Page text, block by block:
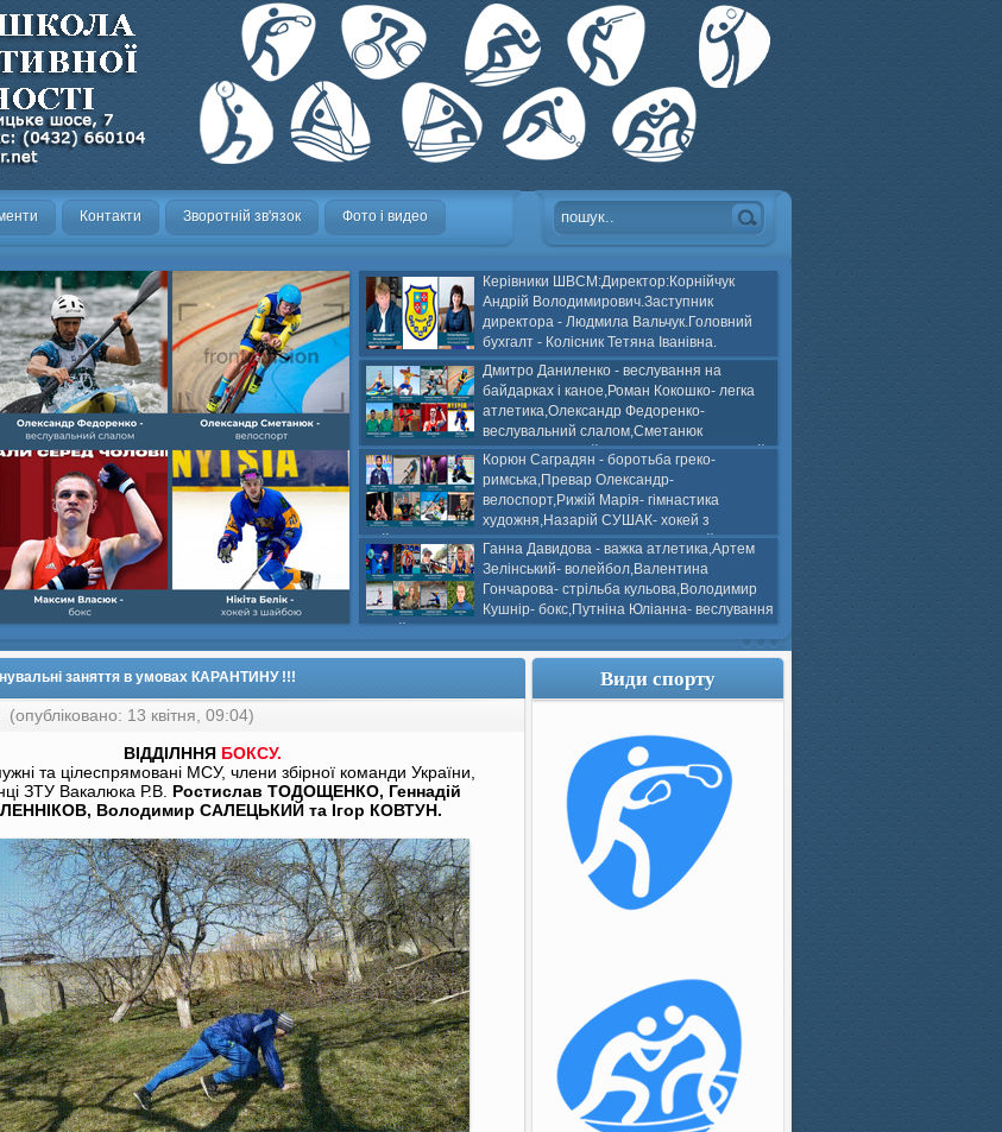
Контакти Зворотній зв'язок Фото і видео
Керівники ШВСМ:Директор:Корнійчук
Андрій Володимирович.Заступник
директора - Людмила Вальчук.Головний
бухгалт - Колісник Тетяна Іванівна.
Дмитро Даниленко - веслування на
байдарках і каное,Роман Кокошко- легка
атлетика,Олександр Федоренко-
веслувальний слалом,Сметанюк
Олександр- велоспорт,Каплінський Володимир, Соломяний
Олександр- хокей на траві,Лейла Юсіфзаде- гімнастика
художня,Максим Власюк- бокс,Нікіта БЕЛІК- хокей з шайбою.
Корюн Саградян - боротьба греко-
римська,Превар Олександр-
велоспорт,Рижій Марія- гімнастика
художня,Назарій СУШАК- хокей з
шайбою,Ігор Бичков- боротьба греко-римська,Сергій
Колісник- важка атлетика,Вікторія Добротворська-
веслвальний слалом,Валерія Якушева - волейбол.
Ганна Давидова - важка атлетика,Артем
Зелінський- волейбол,Валентина
Гончарова- стрільба кульова,Володимир
Кушнір- бокс,Путніна Юліанна- веслування
на байдарках і каное,Моїсеєнко Марія- стрільба
кульова,Селезньов Г. веслування на байдарках і
заняття в умовах КАРАНТИНУ !!!
(опубліковано: 13 квітня, 09:04)
ВІДДІЛННЯ БОКСУ.
та цілеспрямовані МСУ, члени збірної команди України,
ЗТУ Вакалюка Р.В. Ростислав ТОДОЩЕНКО, Геннадій
Володимир САЛЕЦЬКИЙ та Ігор КОВТУН.
Види спорту